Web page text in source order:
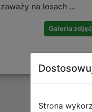
zaważy na losach ...
Galeria zdjęć
Strona